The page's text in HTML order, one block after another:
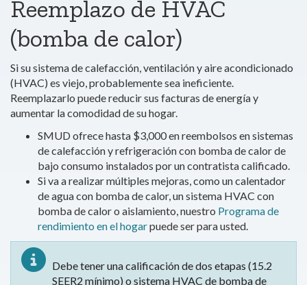
Reemplazo de HVAC
(bomba de calor)
Si su sistema de calefacción, ventilación y aire acondicionado
(HVAC) es viejo, probablemente sea ineficiente.
Reemplazarlo puede reducir sus facturas de energía y
aumentar la comodidad de su hogar.
SMUD ofrece hasta $3,000 en reembolsos en sistemas
de calefacción y refrigeración con bomba de calor de
bajo consumo instalados por un contratista calificado.
Si va a realizar múltiples mejoras, como un calentador
de agua con bomba de calor, un sistema HVAC con
bomba de calor o aislamiento, nuestro Programa de
rendimiento en el hogarpuede ser para usted.
Debe tener una calificación de dos etapas (15.2
SEER2 mínimo) o sistema HVAC de bomba de